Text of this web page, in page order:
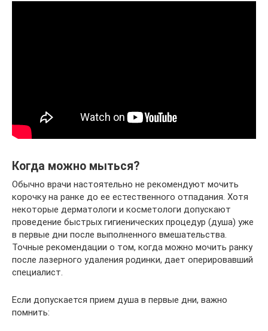
Когда можно мыться?
Обычно врачи настоятельно не рекомендуют мочить
корочку на ранке до ее естественного отпадания. Хотя
некоторые дерматологи и косметологи допускают
проведение быстрых гигиенических процедур (душа) уже
в первые дни после выполненного вмешательства.
Точные рекомендации о том, когда можно мочить ранку
после лазерного удаления родинки, дает оперировавший
специалист.
Если допускается прием душа в первые дни, важно
помнить: